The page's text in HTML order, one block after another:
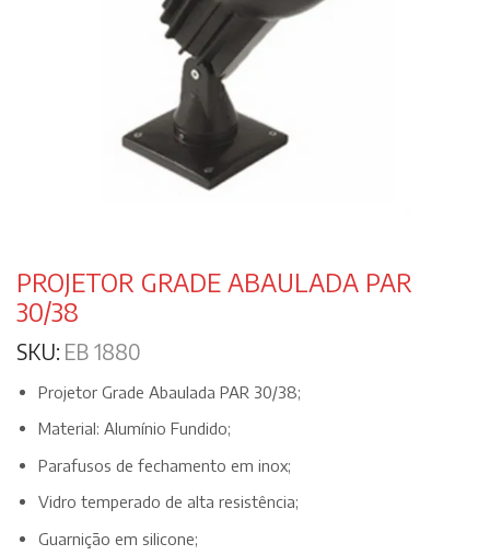
PROJETOR GRADE ABAULADA PAR
30/38
SKU: EB 1880
Projetor Grade Abaulada PAR 30/38;
Material: Alumínio Fundido;
Parafusos de fechamento em inox;
Vidro temperado de alta resistência;
Guarnição em silicone;